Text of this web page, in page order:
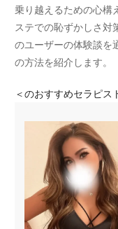
乗り越えるための心構
ステでの恥ずかしさ対
のユーザーの体験談を
の方法を紹介します。
＜のおすすめセラピス